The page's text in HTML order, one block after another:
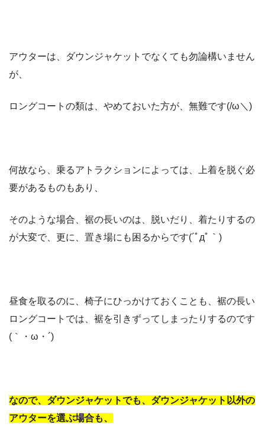
アウターは、ダウンジャケットでなくても勿論構いません
が、
ロングコートの類は、やめておいた方が、無難です(/ω＼)
何故なら、乗るアトラクションによっては、上着を脱ぐ必
要があるものもあり、
そのような場合、裾の長いのは、脱いだり、着たりするの
が大変で、更に、置き場にも困るからです(´ﾟдﾟ｀)
昼食を取るのに、椅子にひっかけておくことも、裾の長い
ロングコートでは、裾を引きずってしまったりするのです
(｀・ω・´)
なので、ダウンジャケットでも、ダウンジャケット以外の
アウターを選ぶ場合も、